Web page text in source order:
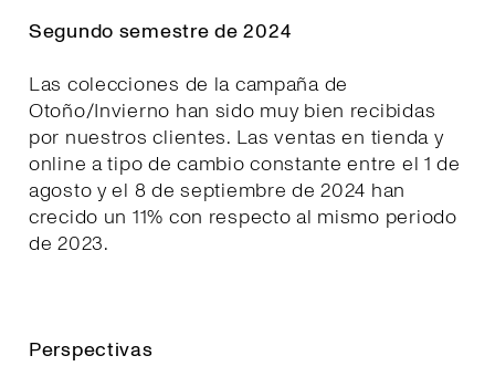
Segundo semestre de 2024
Las colecciones de la campaña de
Otoño/Invierno han sido muy bien recibidas
por nuestros clientes. Las ventas en tienda y
online a tipo de cambio constante entre el 1 de
agosto y el 8 de septiembre de 2024 han
crecido un 11% con respecto al mismo periodo
de 2023.
Perspectivas